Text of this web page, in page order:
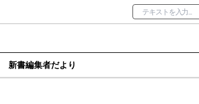
新書編集者だより